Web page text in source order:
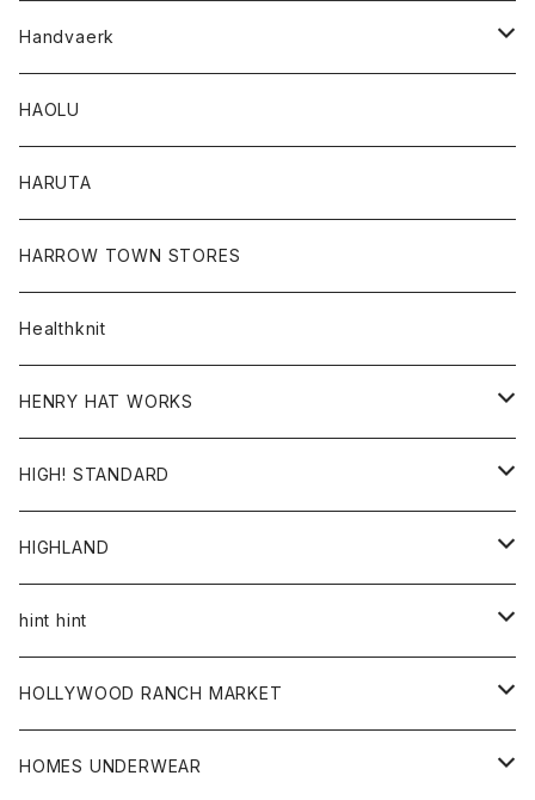
アウター
カーディガン
コート
トップス
シャツ
スウェット
レディース
カーディガン
コート
ボトム
パンツ
Handvaerk
トップス
Tシャツ
ロンTEE
HAOLU
HARUTA
HARROW TOWN STORES
Healthknit
HENRY HAT WORKS
帽子
HIGH! STANDARD
アウター
ジャケット
トップス
シャツ
カーディガン
ボトム
グッズ
HIGHLAND
帽子
hint hint
ストール
HOLLYWOOD RANCH MARKET
アウター
HOMES UNDERWEAR